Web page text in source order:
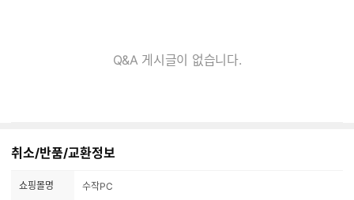
Q&A 게시글이 없습니다.
취소/반품/교환정보
쇼핑몰명 수작PC